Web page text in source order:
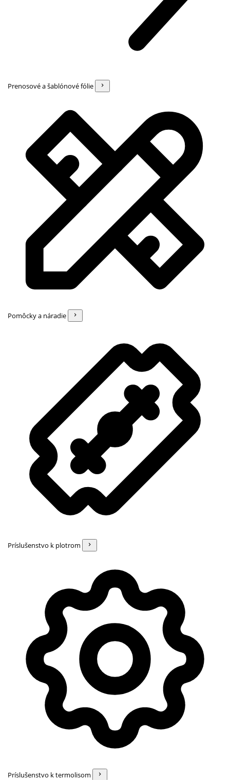
Prenosové a šablónové fólie
Pomôcky a náradie
Príslušenstvo k plotrom
Príslušenstvo k termolisom